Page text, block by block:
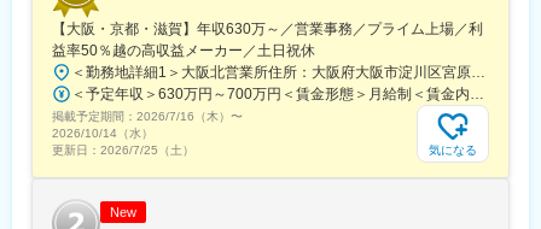
り、ライフイベントへの理解ある組織です
■福利厚生の魅力
「お祝い金制度」が充実しており、ライフイベントをしっかりサ
ポートします。
・入社祝い金
・結婚・出産祝い金
・「お祝い金制度」が充実しており、入社祝い金や結婚・出産祝
ます。
【大阪・京都・滋賀】年収630万～／営業事務／プライム上場／利
益率50％越の高収益メーカー／土日祝休
＜勤務地詳細1＞大阪北営業所住所：大阪府大阪市淀川区宮原3-5-36 新大阪トラストタワー勤務地最寄駅：新大阪駅受動喫煙対策：敷地内喫煙可能場所あり＜勤務地詳細2＞京都営業所住所：京都府京都市下京区四条通室町東入函谷鉾町101 アーバンネット四条烏丸ビル受動喫煙対策：屋内全面禁煙＜勤務地詳細3＞滋賀営業所住所：滋賀県大津市中央2-2-6 受動喫煙対策：屋内全面禁煙変更の範囲：会社の定める事業所
＜予定年収＞630万円～700万円＜賃金形態＞月給制＜賃金内訳＞月額（基本給）：279,000円～281,000円＜月給＞279,000円～281,000円＜昇給有無＞有＜残業手当＞有＜給与補足＞上記は入社初年度の想定年収です。※月給の金額とは別で、残業代、業績賞与支給有り※賞与：年4回、昇給：年1～2回※経験・能力等を考慮の上、同社規定により待遇を決定します※年収は会社業績によって変動することがあります賃金はあくまでも目安の金額であり、選考を通じて上下する可能性があります。月給(月額)は固定手当を含めた表記です。
掲載予定期間： 2026/7/16（木） 〜
2026/10/14（水）
更新日： 2026/7/25（土） 気になる
New